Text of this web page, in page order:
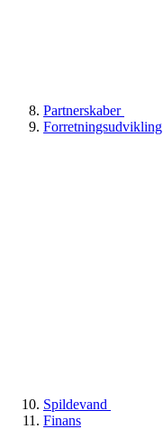
Partnerskaber
Forretningsudvikling
Spildevand
Finans